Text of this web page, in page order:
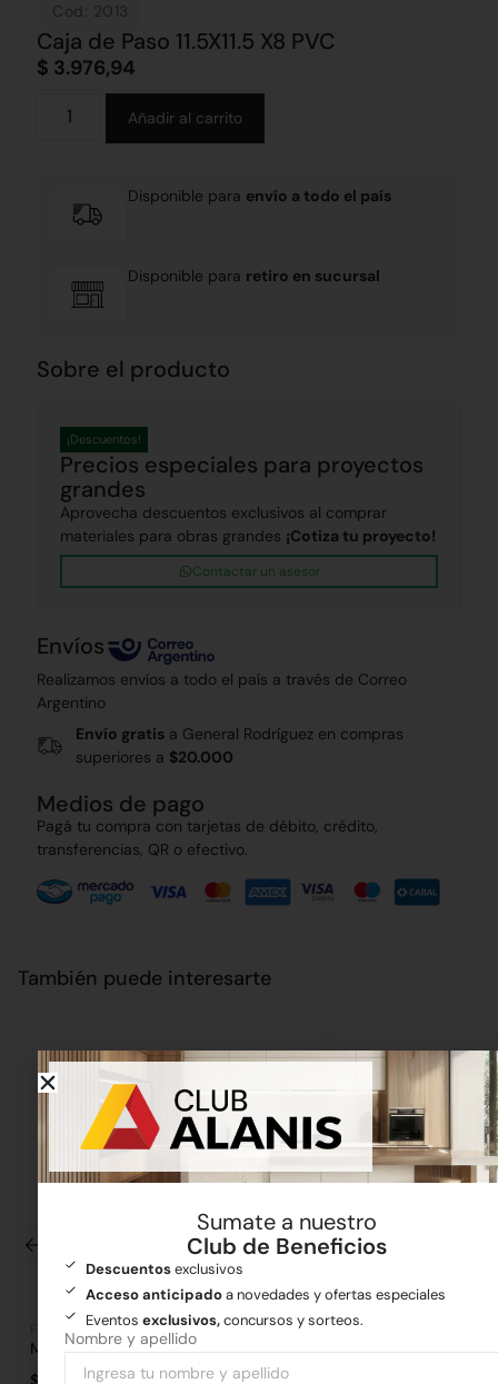
Cod: 2013
Caja de Paso 11.5X11.5 X8 PVC
$ 3.976,94
Añadir al carrito
Disponible para envío a todo el país
Disponible para retiro en sucursal
Sobre el producto
Precios especiales para proyectos
grandes
¡Descuentos!
Aprovecha descuentos exclusivos al comprar
materiales para obras grandes ¡Cotiza tu proyecto!
Contactar un asesor
Envíos
Realizamos envíos a todo el país a través de Correo
Argentino
Envío gratis a General Rodríguez en compras
superiores a $20.000
Medios de pago
Pagá tu compra con tarjetas de débito, crédito,
transferencias, QR o efectivo.
También puede interesarte
Ferretería
Maza de 1kg
Ferretería
Guantes Descarne
Sumate a nuestro
Club de Beneficios
Descuentosexclusivos
Acceso anticipadoa novedades y ofertas especiales
Eventos exclusivos,concursos y sorteos.
Nombre y apellido